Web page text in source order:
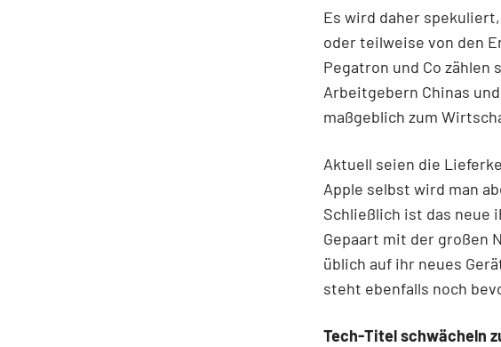
Es wird daher
oder teilweise von den
Pegatron und Co
Arbeitgebern Chinas
maßgeblich zum
Aktuell seien die
Apple selbst wird man
Schließlich ist das neue
Gepaart mit der großen
üblich auf ihr neues
steht ebenfalls noch
Tech-Titel schwächeln